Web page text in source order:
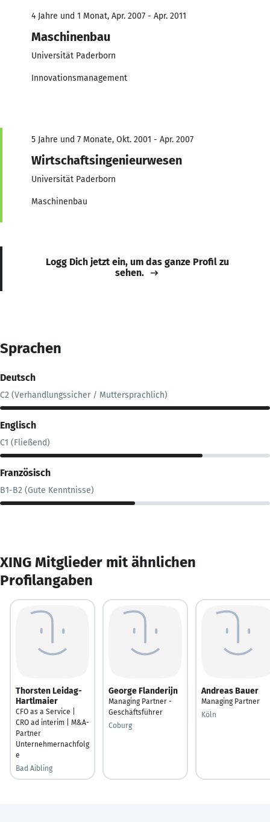
4 Jahre und 1 Monat, Apr. 2007 - Apr. 2011
Maschinenbau
Universität Paderborn
Innovationsmanagement
5 Jahre und 7 Monate, Okt. 2001 - Apr. 2007
Wirtschaftsingenieurwesen
Universität Paderborn
Maschinenbau
Logg Dich jetzt ein, um das ganze Profil zu
sehen.
Sprachen
Deutsch
C2 (Verhandlungssicher / Muttersprachlich)
Englisch
C1 (Fließend)
Französisch
B1-B2 (Gute Kenntnisse)
XING Mitglieder mit ähnlichen
Profilangaben
Thorsten Leidag-
Hartlmaier
CFO as a Service |
CRO ad interim | M&A-
Partner
Unternehmernachfolg
e
Bad Aibling
George Flanderijn
Managing Partner -
Geschäftsführer
Coburg
Andreas Bauer
Managing Partner
Köln